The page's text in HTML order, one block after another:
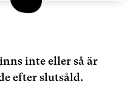
inte eller så är
efter slutsåld.